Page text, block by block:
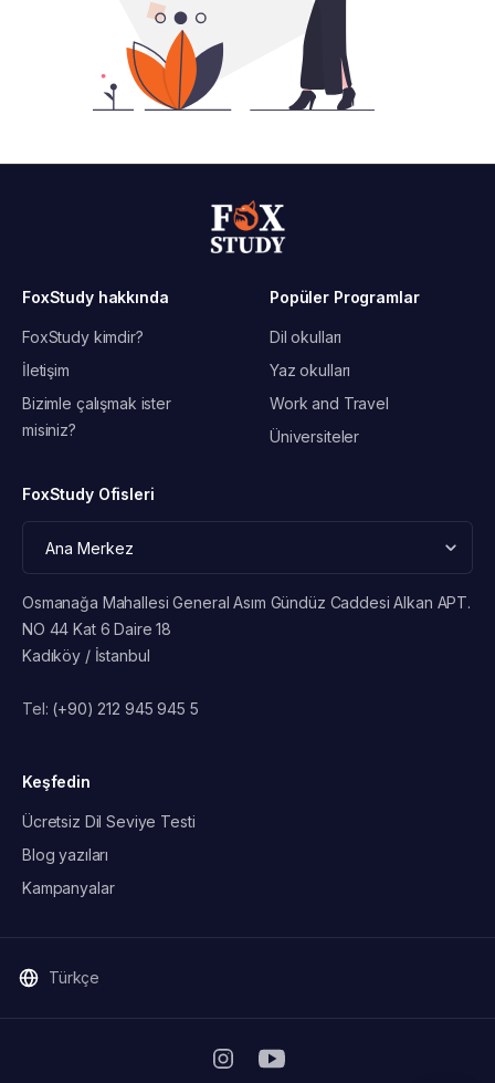
FoxStudy hakkında
FoxStudy kimdir?
İletişim
Bizimle çalışmak ister
misiniz?
Popüler Programlar
Dil okulları
Yaz okulları
Work and Travel
Üniversiteler
FoxStudy Ofisleri
Osmanağa Mahallesi General Asım Gündüz Caddesi Alkan APT.
NO 44 Kat 6 Daire 18
Kadıköy / İstanbul
Tel: (+90) 212 945 945 5
Keşfedin
Ücretsiz Dil Seviye Testi
Blog yazıları
Kampanyalar
Türkçe